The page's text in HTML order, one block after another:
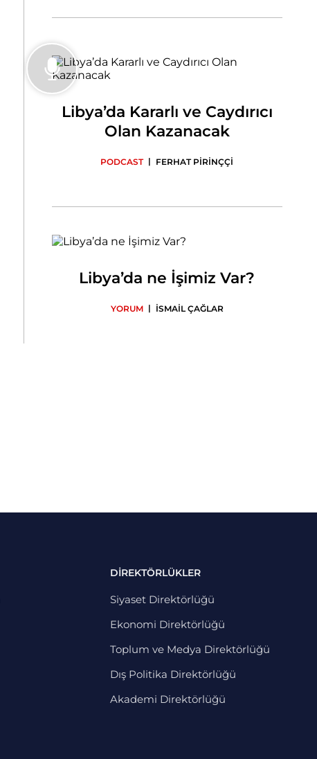
Libya’da Kararlı ve Caydırıcı
Olan Kazanacak
PODCAST | FERHAT PİRİNÇÇİ
Libya’da ne İşimiz Var?
YORUM | İSMAİL ÇAĞLAR
DİREKTÖRLÜKLER
Siyaset Direktörlüğü
Ekonomi Direktörlüğü
Toplum ve Medya Direktörlüğü
Dış Politika Direktörlüğü
Akademi Direktörlüğü